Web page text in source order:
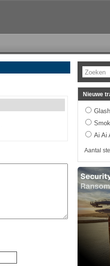
Zoeken
Nieuwe
Ai Ai
Aantal